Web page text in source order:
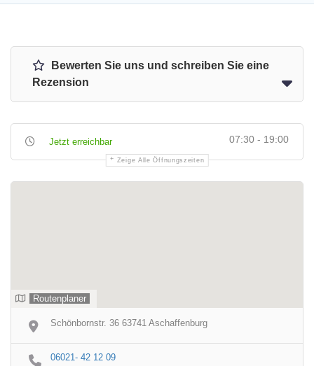
Bewerten Sie uns und schreiben Sie eine
Rezension
Jetzt erreichbar 07:30 - 19:00
Zeige Alle Öffnungszeiten
Routenplaner
Schönbornstr. 36 63741 Aschaffenburg
06021- 42 12 09